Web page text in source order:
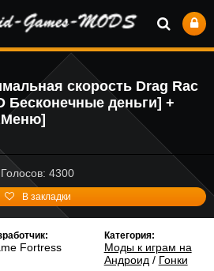
скорость Drag Rac
Бесконечные деньги] +
Меню]
Голосов: 4300
В закладки
Fortress
Категория:
Моды к играм на
Андроид / Гонки